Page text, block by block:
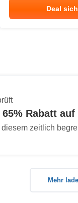
Deal
Rabatt auf
zeitlich
Mehr